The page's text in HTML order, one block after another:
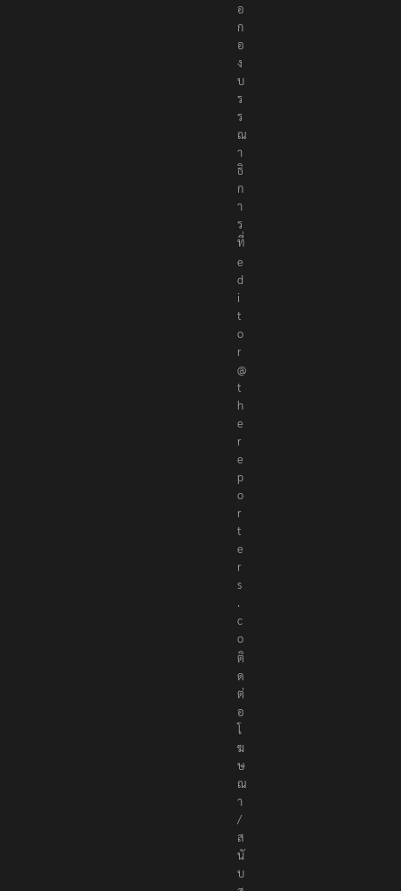
อ
ก
อ
ง
บ
ร
ร
ณ
า
ธิ
ก
า
ร
ที่
e
d
i
t
o
r
@
t
h
e
r
e
p
o
r
t
e
r
s
.
c
o
ติ
ด
ต่
อ
โ
ฆ
ษ
ณ
า
/
ส
นั
บ